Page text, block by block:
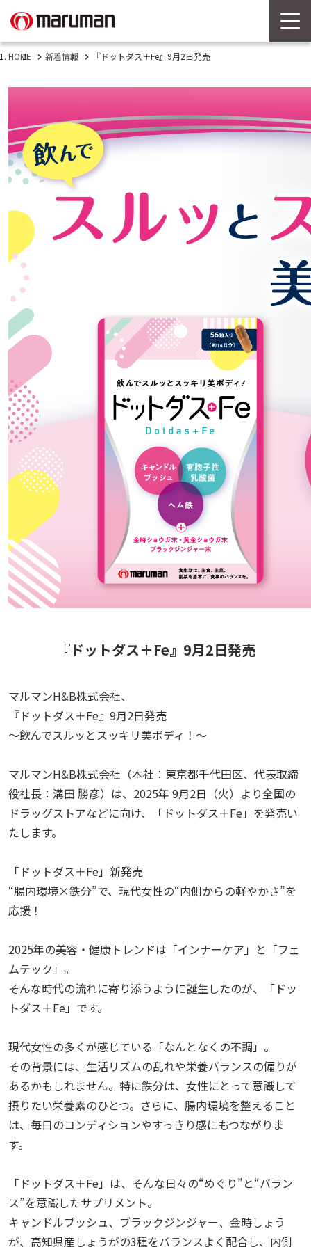
HOME 新着情報 『ドットダス＋Fe』9月2日発売
『ドットダス＋Fe』9月2日発売
マルマンH&B株式会社、
『ドットダス＋Fe』9月2日発売
〜飲んでスルッとスッキリ美ボディ！～
マルマンH&B株式会社（本社：東京都千代田区、代表取締
役社長：溝田 勝彦）は、2025年 9月2日（火）より全国の
ドラッグストアなどに向け、「ドットダス＋Fe」を発売い
たします。
「ドットダス＋Fe」新発売
“腸内環境×鉄分”で、現代女性の“内側からの軽やかさ”を
応援！
2025年の美容・健康トレンドは「インナーケア」と「フェ
ムテック」。
そんな時代の流れに寄り添うように誕生したのが、「ドッ
トダス＋Fe」です。
現代女性の多くが感じている「なんとなくの不調」。
その背景には、生活リズムの乱れや栄養バランスの偏りが
あるかもしれません。特に鉄分は、女性にとって意識して
摂りたい栄養素のひとつ。さらに、腸内環境を整えること
は、毎日のコンディションやすっきり感にもつながりま
す。
「ドットダス＋Fe」は、そんな日々の“めぐり”と“バラン
ス”を意識したサプリメント。
キャンドルブッシュ、ブラックジンジャー、金時しょう
が、高知県産しょうがの3種をバランスよく配合し、内側